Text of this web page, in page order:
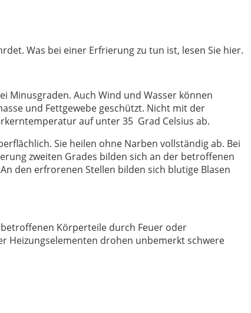
Was bei einer Erfrierung zu tun ist, lesen Sie hier.
Minusgraden. Auch Wind und Wasser können
und Fettgewebe geschützt. Nicht mit der
auf unter 35 Grad Celsius ab.
Sie heilen ohne Narben vollständig ab. Bei
zweiten Grades bilden sich an der betroffenen
den erfrorenen Stellen bilden sich blutige Blasen
Körperteile durch Feuer oder
Heizungselementen drohen unbemerkt schwere